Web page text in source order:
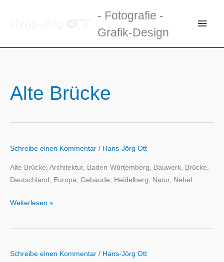
Inhalt
- Fotografie -
Grafik-Design
Alte Brücke
Schreibe einen Kommentar / Hans-Jörg Ott
Alte Brücke, Architektur, Baden-Würtemberg, Bauwerk, Brücke,
Deutschland, Europa, Gebäude, Heidelberg, Natur, Nebel
Weiterlesen »
Schreibe einen Kommentar / Hans-Jörg Ott